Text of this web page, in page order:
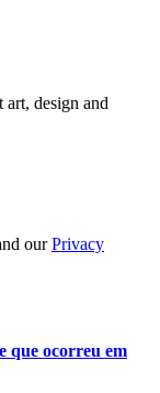
art, design and
ourPrivacy
que ocorreu em